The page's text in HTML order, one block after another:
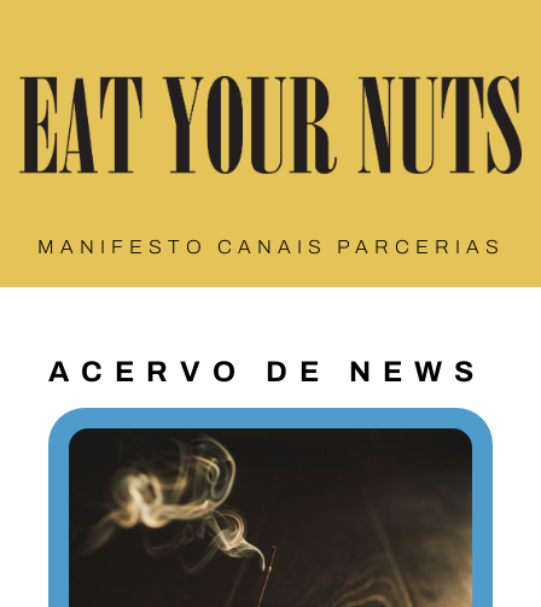
MANIFESTO CANAIS PARCERIAS
ACERVO DE NEWS